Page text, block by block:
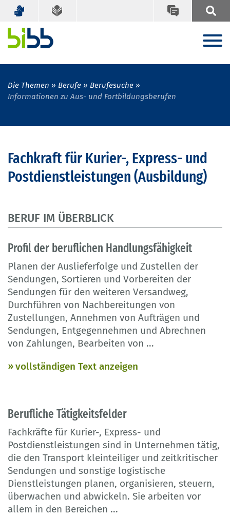
Die Themen Berufe
Berufesuche
Informationen zu Aus- und Fortbildungsberufen
Fachkraft für Kurier-, Express- und
Postdienstleistungen (Ausbildung)
BERUF IM ÜBERBLICK
Profil der beruflichen Handlungsfähigkeit
Planen der Auslieferfolge und Zustellen der
Sendungen, Sortieren und Vorbereiten der
Sendungen für den weiteren Versandweg,
Durchführen von Nachbereitungen von
Zustellungen, Annehmen von Aufträgen und
Sendungen, Entgegennehmen und Abrechnen
von Zahlungen, Bearbeiten von ...
vollständigen Text anzeigen
Berufliche Tätigkeitsfelder
Fachkräfte für Kurier-, Express- und
Postdienstleistungen sind in Unternehmen tätig,
die den Transport kleinteiliger und zeitkritischer
Sendungen und sonstige logistische
Dienstleistungen planen, organisieren, steuern,
überwachen und abwickeln. Sie arbeiten vor
allem in den Bereichen ...